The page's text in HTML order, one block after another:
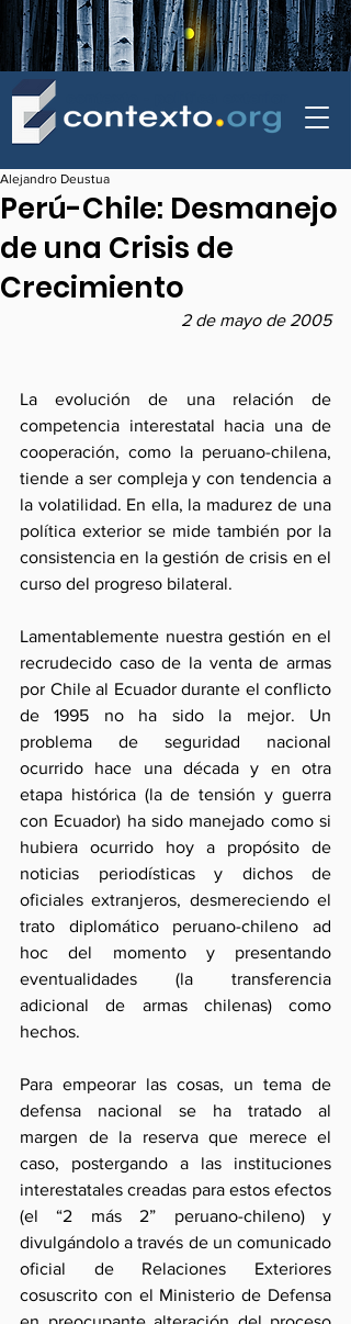
Perú-Chile: Desmanejo
de una Crisis de
Crecimiento
Alejandro Deustua
2 de mayo de 2005
La evolución de una relación de
competencia interestatal hacia una de
cooperación, como la peruano-chilena,
tiende a ser compleja y con tendencia a
la volatilidad. En ella, la madurez de una
política exterior se mide también por la
consistencia en la gestión de crisis en el
curso del progreso bilateral.
Lamentablemente nuestra gestión en el
recrudecido caso de la venta de armas
por Chile al Ecuador durante el conflicto
de 1995 no ha sido la mejor. Un
problema de seguridad nacional
ocurrido hace una década y en otra
etapa histórica (la de tensión y guerra
con Ecuador) ha sido manejado como si
hubiera ocurrido hoy a propósito de
noticias periodísticas y dichos de
oficiales extranjeros, desmereciendo el
trato diplomático peruano-chileno ad
hoc del momento y presentando
eventualidades (la transferencia
adicional de armas chilenas) como
hechos.
Para empeorar las cosas, un tema de
defensa nacional se ha tratado al
margen de la reserva que merece el
caso, postergando a las instituciones
interestatales creadas para estos efectos
(el “2 más 2” peruano-chileno) y
divulgándolo a través de un comunicado
oficial de Relaciones Exteriores
cosuscrito con el Ministerio de Defensa